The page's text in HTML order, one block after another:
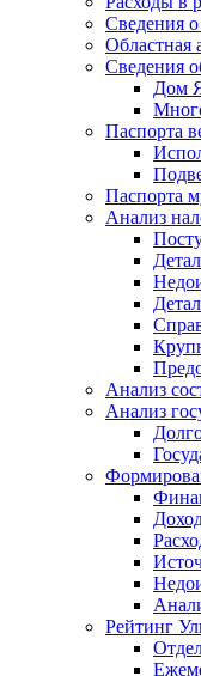
Сведения
Областная
Сведения
Дом
Паспорта
Паспорта
Анализ
Анализ
Анализ
Рейтинг